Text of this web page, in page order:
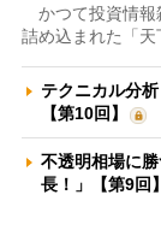
かつて投資情報
詰め込まれた「
テクニカル分
【第10回】
不透明相場に
長！」【第9回】